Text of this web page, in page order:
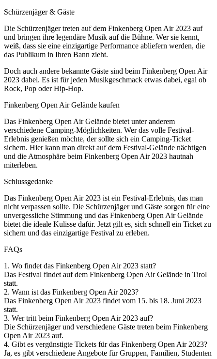
Schürzenjäger & Gäste
Die Schürzenjäger treten auf dem Finkenberg Open Air 2023 auf
und bringen ihre legendäre Musik auf die Bühne. Wer sie kennt,
weiß, dass sie eine einzigartige Performance abliefern werden, die
das Publikum in Ihren Bann zieht.
Doch auch andere bekannte Gäste sind beim Finkenberg Open Air
2023 dabei. Es ist für jeden Musikgeschmack etwas dabei, egal ob
Rock, Pop oder Hip-Hop.
Finkenberg Open Air Gelände kaufen
Das Finkenberg Open Air Gelände bietet unter anderem
verschiedene Camping-Möglichkeiten. Wer das volle Festival-
Erlebnis genießen möchte, der sollte sich ein Camping-Ticket
sichern. Hier kann man direkt auf dem Festival-Gelände nächtigen
und die Atmosphäre beim Finkenberg Open Air 2023 hautnah
miterleben.
Schlussgedanke
Das Finkenberg Open Air 2023 ist ein Festival-Erlebnis, das man
nicht verpassen sollte. Die Schürzenjäger und Gäste sorgen für eine
unvergessliche Stimmung und das Finkenberg Open Air Gelände
bietet die ideale Kulisse dafür. Jetzt gilt es, sich schnell ein Ticket zu
sichern und das einzigartige Festival zu erleben.
FAQs
1. Wo findet das Finkenberg Open Air 2023 statt?
Das Festival findet auf dem Finkenberg Open Air Gelände in Tirol
statt.
2. Wann ist das Finkenberg Open Air 2023?
Das Finkenberg Open Air 2023 findet vom 15. bis 18. Juni 2023
statt.
3. Wer tritt beim Finkenberg Open Air 2023 auf?
Die Schürzenjäger und verschiedene Gäste treten beim Finkenberg
Open Air 2023 auf.
4. Gibt es vergünstigte Tickets für das Finkenberg Open Air 2023?
Ja, es gibt verschiedene Angebote für Gruppen, Familien, Studenten